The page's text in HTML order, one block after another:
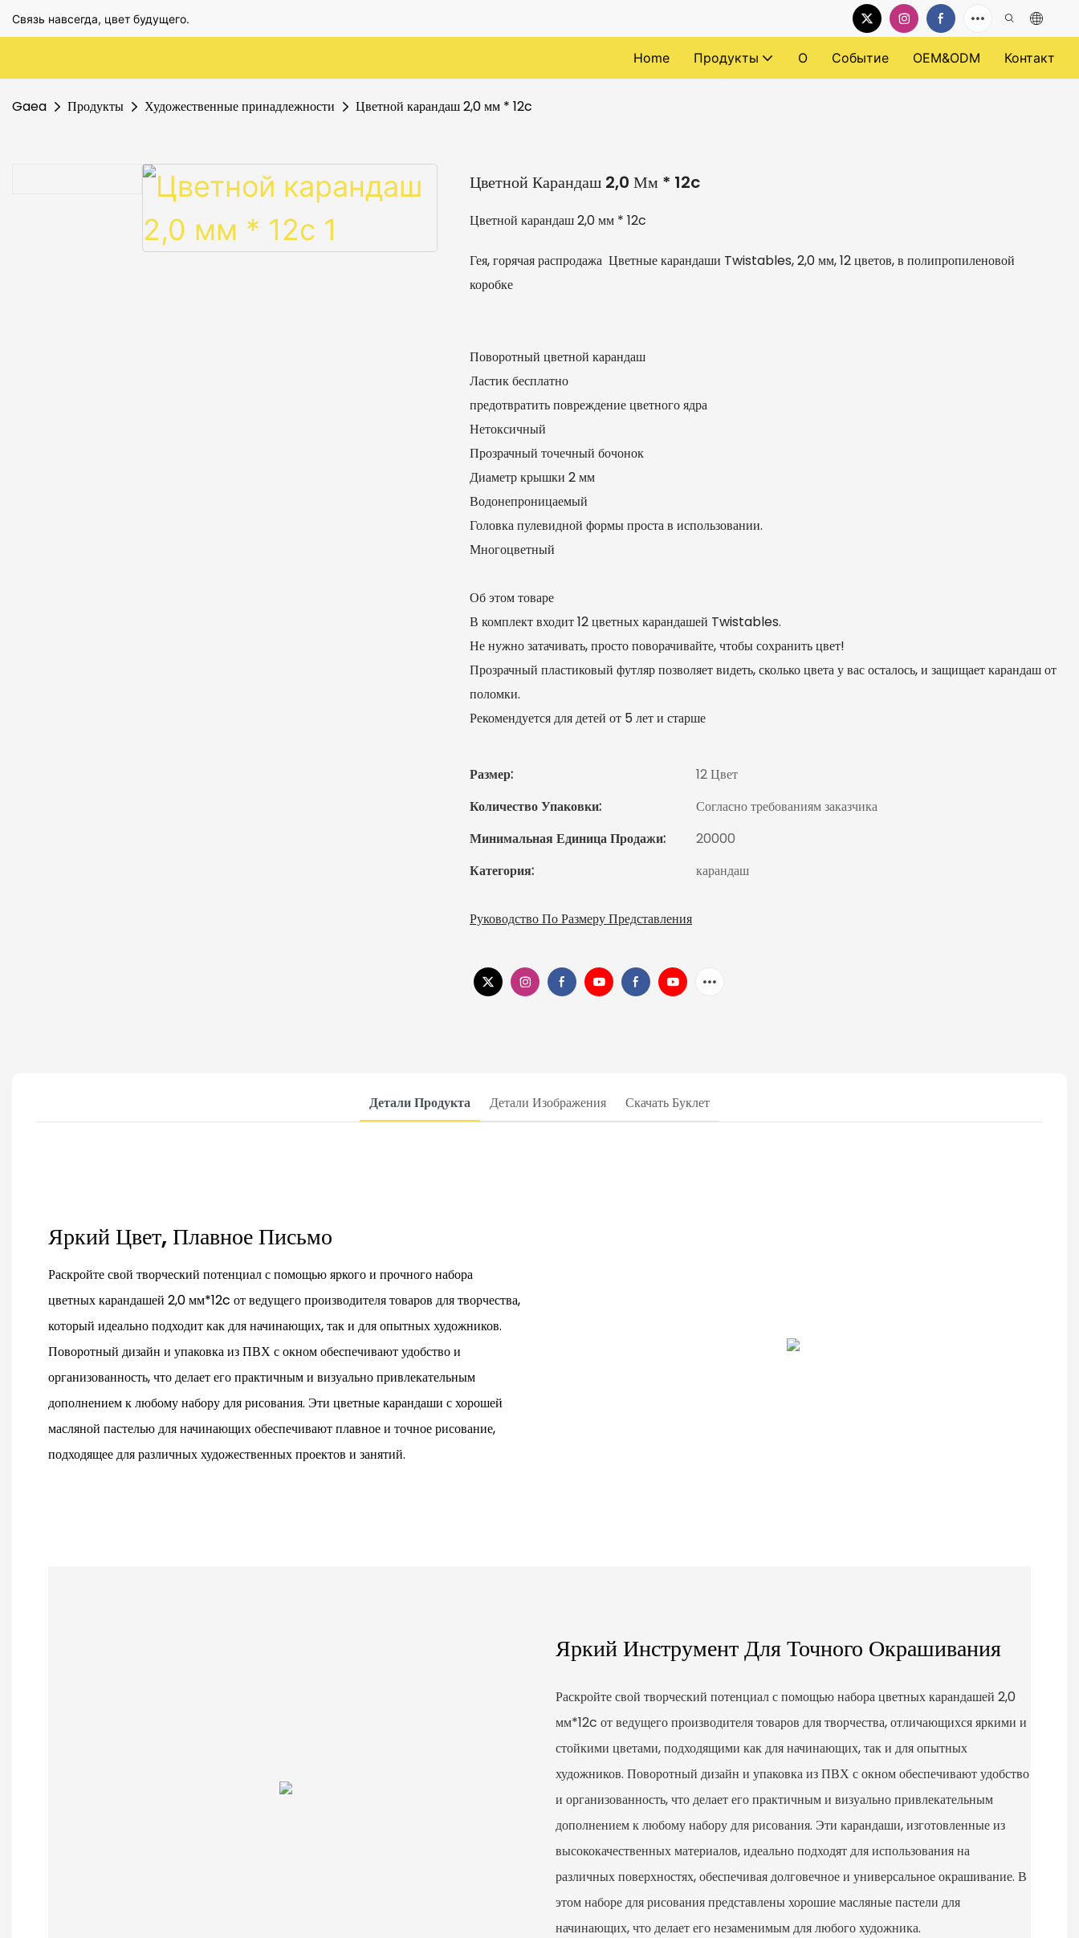
Связь навсегда, цвет будущего.
Home Продукты О Событие OEM&ODM Контакт
Gaea Продукты Художественные принадлежности Цветной карандаш 2,0 мм * 12c
Цветной Карандаш 2,0 Мм * 12c
Цветной карандаш 2,0 мм * 12c
Гея, горячая распродажа Цветные карандаши Twistables, 2,0 мм, 12 цветов, в полипропиленовой
коробке
Поворотный цветной карандаш
Ластик бесплатно
предотвратить повреждение цветного ядра
Нетоксичный
Прозрачный точечный бочонок
Диаметр крышки 2 мм
Водонепроницаемый
Головка пулевидной формы проста в использовании.
Многоцветный
Об этом товаре
В комплект входит 12 цветных карандашей Twistables.
Не нужно затачивать, просто поворачивайте, чтобы сохранить цвет!
Прозрачный пластиковый футляр позволяет видеть, сколько цвета у вас осталось, и защищает карандаш от
поломки.
Рекомендуется для детей от 5 лет и старше
Размер:
12 Цвет
Количество Упаковки:
Согласно требованиям заказчика
Минимальная Единица Продажи:
20000
Категория:
карандаш
Руководство По Размеру Представления
Детали Продукта Детали Изображения Скачать Буклет
Яркий Цвет, Плавное Письмо
Раскройте свой творческий потенциал с помощью яркого и прочного набора
цветных карандашей 2,0 мм*12c от ведущего производителя товаров для творчества,
который идеально подходит как для начинающих, так и для опытных художников.
Поворотный дизайн и упаковка из ПВХ с окном обеспечивают удобство и
организованность, что делает его практичным и визуально привлекательным
дополнением к любому набору для рисования. Эти цветные карандаши с хорошей
масляной пастелью для начинающих обеспечивают плавное и точное рисование,
подходящее для различных художественных проектов и занятий.
Яркий Инструмент Для Точного Окрашивания
Раскройте свой творческий потенциал с помощью набора цветных карандашей 2,0
мм*12c от ведущего производителя товаров для творчества, отличающихся яркими и
стойкими цветами, подходящими как для начинающих, так и для опытных
художников. Поворотный дизайн и упаковка из ПВХ с окном обеспечивают удобство
и организованность, что делает его практичным и визуально привлекательным
дополнением к любому набору для рисования. Эти карандаши, изготовленные из
высококачественных материалов, идеально подходят для использования на
различных поверхностях, обеспечивая долговечное и универсальное окрашивание. В
этом наборе для рисования представлены хорошие масляные пастели для
начинающих, что делает его незаменимым для любого художника.